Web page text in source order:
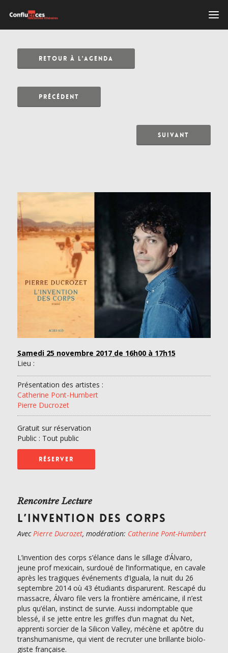
RETOUR À L'AGENDA
PRÉCÉDENT
SUIVANT
Samedi 25 novembre 2017 de 16h00 à 17h15
Lieu :
Présentation des artistes :
Catherine Pont-Humbert
Pierre Ducrozet
Gratuit sur réservation
Public : Tout public
RÉSERVER
Rencontre Lecture
L’INVENTION DES CORPS
Avec Pierre Ducrozet, modération: Catherine Pont-Humbert
L’invention des corps s’élance dans le sillage d’Álvaro,
jeune prof mexicain, surdoué de l’informatique, en cavale
après les tragiques événements d’Iguala, la nuit du 26
septembre 2014 où 43 étudiants disparurent. Rescapé du
massacre, Álvaro file vers la frontière américaine, il n’est
plus qu’élan, instinct de survie. Aussi indomptable que
blessé, il se jette entre les griffes d’un magnat du Net,
apprenti sorcier de la Silicon Valley, mécène et apôtre du
transhumanisme, qui vient de recruter une brillante biolo-
giste française.